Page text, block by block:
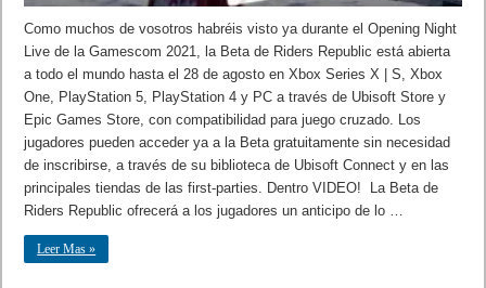
Como muchos de vosotros habréis visto ya durante el Opening Night
Live de la Gamescom 2021, la Beta de Riders Republic está abierta
a todo el mundo hasta el 28 de agosto en Xbox Series X | S, Xbox
One, PlayStation 5, PlayStation 4 y PC a través de Ubisoft Store y
Epic Games Store, con compatibilidad para juego cruzado. Los
jugadores pueden acceder ya a la Beta gratuitamente sin necesidad
de inscribirse, a través de su biblioteca de Ubisoft Connect y en las
principales tiendas de las first-parties. Dentro VIDEO! La Beta de
Riders Republic ofrecerá a los jugadores un anticipo de lo …
Leer Mas »